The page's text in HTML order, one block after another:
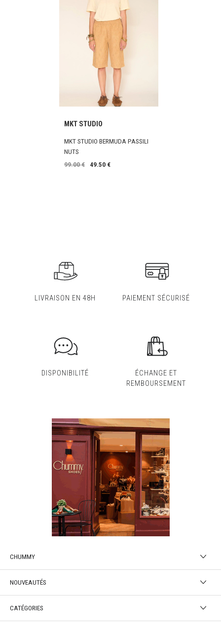
MKT STUDIO
MKT STUDIO BERMUDA PASSILI
NUTS
99.00 €
49.50 €
LIVRAISON EN 48H PAIEMENT SÉCURISÉ
DISPONIBILITÉ
ÉCHANGE ET
REMBOURSEMENT
CHUMMY
NOUVEAUTÉS
CATÉGORIES